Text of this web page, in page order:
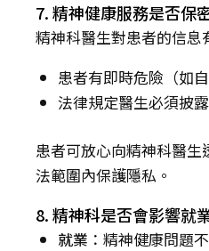
7. 精神健康服務是否保
精神科醫生對患者的信息
患者有即時危險（如
法律規定醫生必須披
患者可放心向精神科醫
法範圍內保護隱私。
8. 精神科是否會影響就
就業 ：精神健康問題